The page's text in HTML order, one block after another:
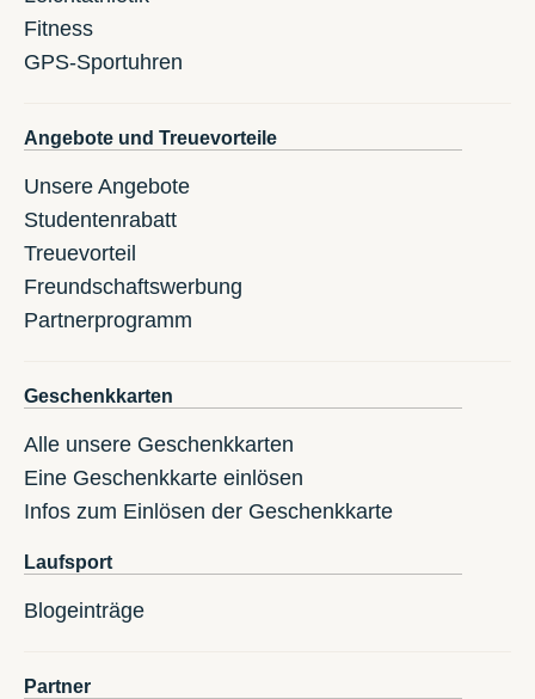
Fitness
GPS-Sportuhren
Angebote und Treuevorteile
Unsere Angebote
Studentenrabatt
Treuevorteil
Freundschaftswerbung
Partnerprogramm
Geschenkkarten
Alle unsere Geschenkkarten
Eine Geschenkkarte einlösen
Infos zum Einlösen der Geschenkkarte
Laufsport
Blogeinträge
Partner